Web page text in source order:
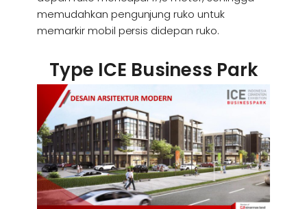
memudahkan pengunjung ruko untuk
memarkir mobil persis didepan ruko.
Type ICE Business Park